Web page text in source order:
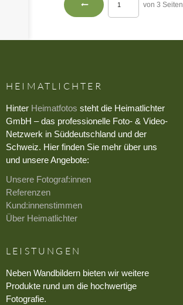
von 3 Seiten
HEIMATLICHTER
Hinter Heimatfotos steht die Heimatlichter
GmbH – das professionelle Foto- & Video-
Netzwerk in Süddeutschland und der
Schweiz. Hier finden Sie mehr über uns
und unsere Angebote:
Unsere Fotograf:innen
Referenzen
Kund:innenstimmen
Über Heimatlichter
LEISTUNGEN
Neben Wandbildern bieten wir weitere
Produkte rund um die hochwertige
Fotografie.